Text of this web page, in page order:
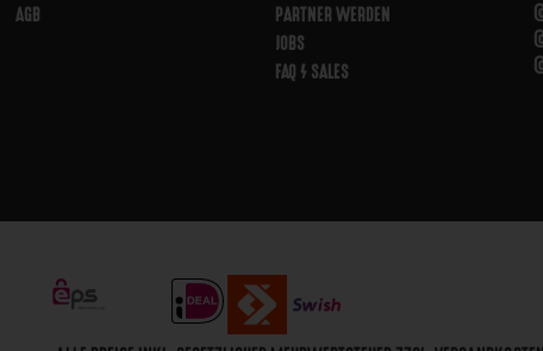
AGB
PARTNER WERDEN
JOBS
FAQ / SALES